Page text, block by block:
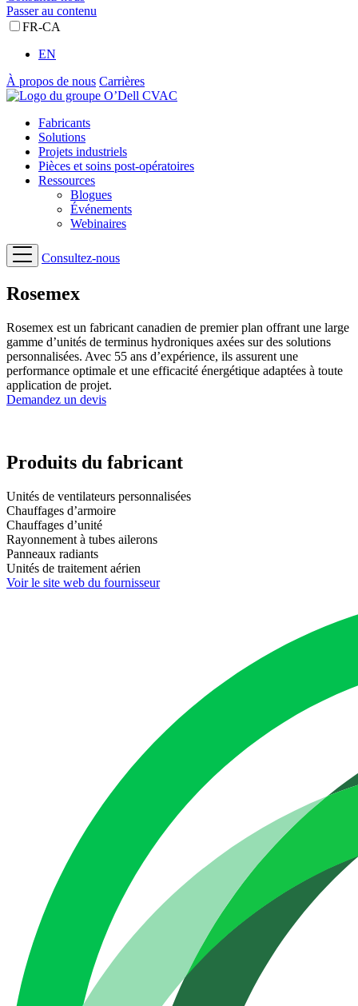
Passer au contenu
FR-CA
EN
À propos de nous Carrières
Fabricants
Solutions
Projets industriels
Pièces et soins post-opératoires
Ressources
Blogues
Événements
Webinaires
Consultez-nous
Rosemex
Rosemex est un fabricant canadien de premier plan offrant une large
gamme d’unités de terminus hydroniques axées sur des solutions
personnalisées. Avec 55 ans d’expérience, ils assurent une
performance optimale et une efficacité énergétique adaptées à toute
application de projet.
Demandez un devis
Produits du fabricant
Unités de ventilateurs personnalisées
Chauffages d’armoire
Chauffages d’unité
Rayonnement à tubes ailerons
Panneaux radiants
Unités de traitement aérien
Voir le site web du fournisseur